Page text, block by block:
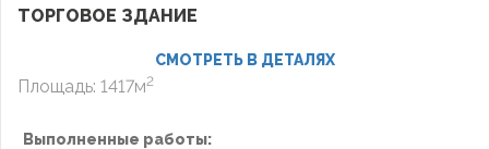
ТОРГОВОЕ ЗДАНИЕ
СМОТРЕТЬ В ДЕТАЛЯХ
Площадь: 1417м2
Выполненные работы: